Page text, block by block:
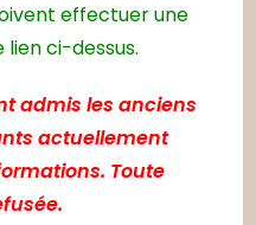
effectuer une
lien ci-dessus.
admis les anciens
actuellement
Toute